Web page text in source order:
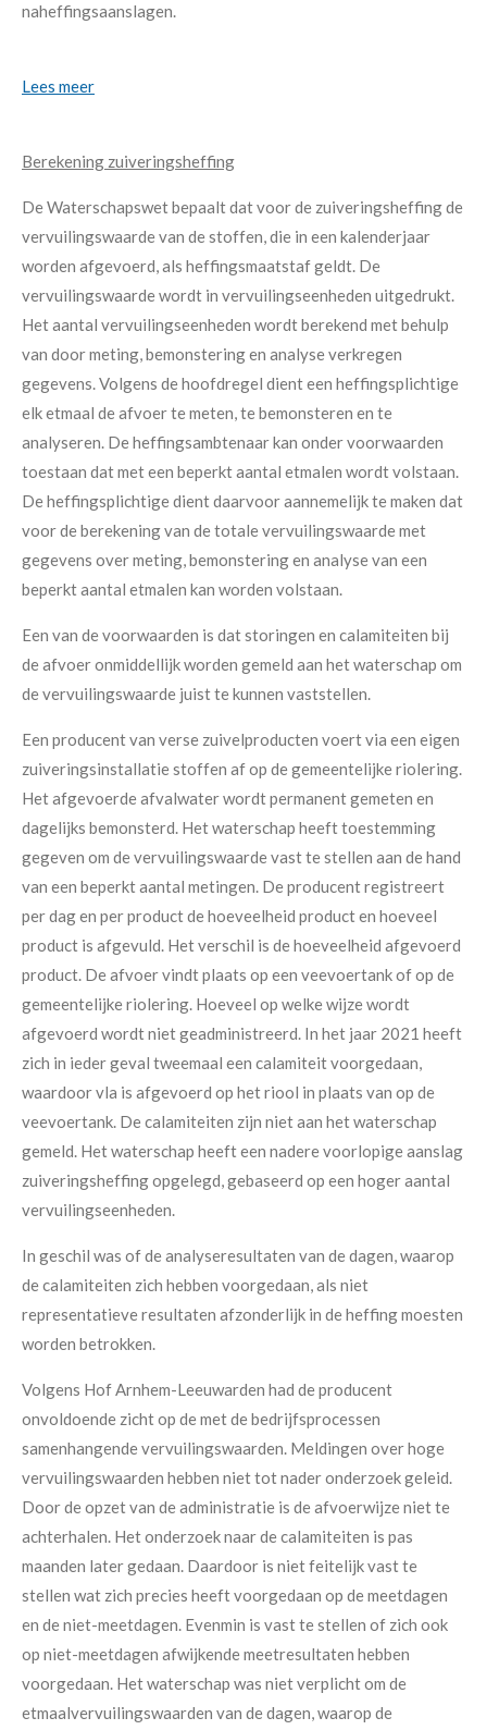
naheffingsaanslagen.
Lees meer
Berekening zuiveringsheffing
De Waterschapswet bepaalt dat voor de zuiveringsheffing de
vervuilingswaarde van de stoffen, die in een kalenderjaar
worden afgevoerd, als heffingsmaatstaf geldt. De
vervuilingswaarde wordt in vervuilingseenheden uitgedrukt.
Het aantal vervuilingseenheden wordt berekend met behulp
van door meting, bemonstering en analyse verkregen
gegevens. Volgens de hoofdregel dient een heffingsplichtige
elk etmaal de afvoer te meten, te bemonsteren en te
analyseren. De heffingsambtenaar kan onder voorwaarden
toestaan dat met een beperkt aantal etmalen wordt volstaan.
De heffingsplichtige dient daarvoor aannemelijk te maken dat
voor de berekening van de totale vervuilingswaarde met
gegevens over meting, bemonstering en analyse van een
beperkt aantal etmalen kan worden volstaan.
Een van de voorwaarden is dat storingen en calamiteiten bij
de afvoer onmiddellijk worden gemeld aan het waterschap om
de vervuilingswaarde juist te kunnen vaststellen.
Een producent van verse zuivelproducten voert via een eigen
zuiveringsinstallatie stoffen af op de gemeentelijke riolering.
Het afgevoerde afvalwater wordt permanent gemeten en
dagelijks bemonsterd. Het waterschap heeft toestemming
gegeven om de vervuilingswaarde vast te stellen aan de hand
van een beperkt aantal metingen. De producent registreert
per dag en per product de hoeveelheid product en hoeveel
product is afgevuld. Het verschil is de hoeveelheid afgevoerd
product. De afvoer vindt plaats op een veevoertank of op de
gemeentelijke riolering. Hoeveel op welke wijze wordt
afgevoerd wordt niet geadministreerd. In het jaar 2021 heeft
zich in ieder geval tweemaal een calamiteit voorgedaan,
waardoor vla is afgevoerd op het riool in plaats van op de
veevoertank. De calamiteiten zijn niet aan het waterschap
gemeld. Het waterschap heeft een nadere voorlopige aanslag
zuiveringsheffing opgelegd, gebaseerd op een hoger aantal
vervuilingseenheden.
In geschil was of de analyseresultaten van de dagen, waarop
de calamiteiten zich hebben voorgedaan, als niet
representatieve resultaten afzonderlijk in de heffing moesten
worden betrokken.
Volgens Hof Arnhem-Leeuwarden had de producent
onvoldoende zicht op de met de bedrijfsprocessen
samenhangende vervuilingswaarden. Meldingen over hoge
vervuilingswaarden hebben niet tot nader onderzoek geleid.
Door de opzet van de administratie is de afvoerwijze niet te
achterhalen. Het onderzoek naar de calamiteiten is pas
maanden later gedaan. Daardoor is niet feitelijk vast te
stellen wat zich precies heeft voorgedaan op de meetdagen
en de niet-meetdagen. Evenmin is vast te stellen of zich ook
op niet-meetdagen afwijkende meetresultaten hebben
voorgedaan. Het waterschap was niet verplicht om de
etmaalvervuilingswaarden van de dagen, waarop de